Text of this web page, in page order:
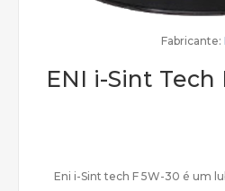
Fabricante:
ENI i-Sint Tech
Eni i-Sint tech F 5W-30 é um